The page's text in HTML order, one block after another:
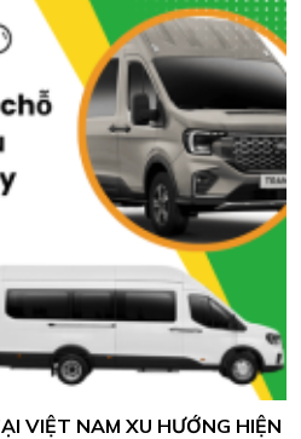
VIỆT NAM XU HƯỚNG HIỆN